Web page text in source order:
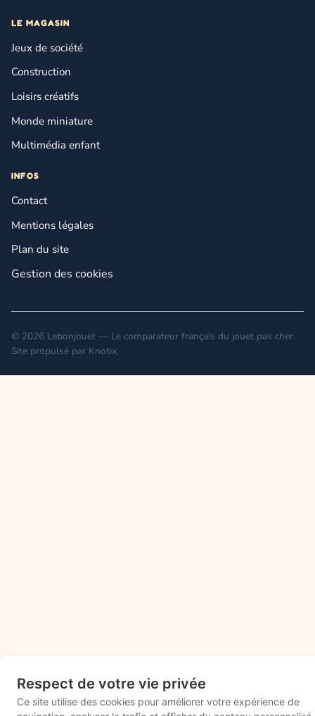
Respect de votre vie privée
Ce site utilise des cookies pour améliorer votre expérience de
LE MAGASIN
Jeux de société
Construction
Loisirs créatifs
Monde miniature
Multimédia enfant
INFOS
Contact
Mentions légales
Plan du site
Gestion des cookies
© 2026 Lebonjouet — Le comparateur français du jouet pas cher.
Site propulsé par Knotix.